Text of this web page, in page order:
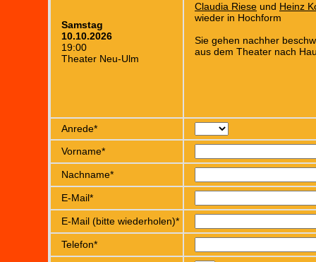
Samstag
10.10.2026
19:00
Theater Neu-Ulm
Claudia Riese und Heinz
wieder in Hochform
Sie gehen nachher
aus dem Theater nach
Anrede*
Vorname*
Nachname*
E-Mail*
E-Mail (bitte wiederholen)*
Telefon*